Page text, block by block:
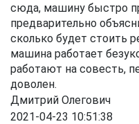
сюда, машину быстро
предварительно
сколько будет стоить
машина работает
работают на совесть,
доволен.
Дмитрий Олегович
2021-04-23 10:51:38